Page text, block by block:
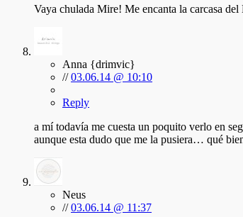
Vaya chulada Mire! Me encanta la carcasa
Anna {drimvic}
//03.06.14 @ 10:10
Reply
a mí todavía me cuesta un poquito verlo en
aunque esta dudo que me la pusiera… qué
Neus
//03.06.14 @ 11:37